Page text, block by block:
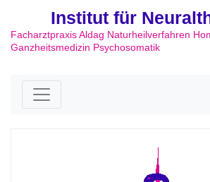
Institut für
Facharztpraxis Aldag Naturheilverfahren
Ganzheitsmedizin Psychosomatik